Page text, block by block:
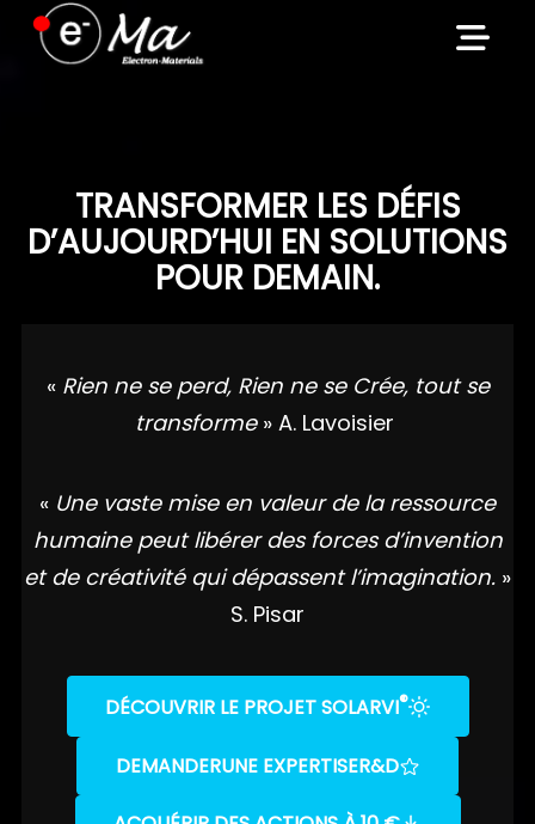
Skip
TRANSFORMER LES DÉFIS
D’AUJOURD’HUI EN SOLUTIONS
POUR DEMAIN.
« Rien ne se perd, Rien ne se Crée, tout se
transforme » A. Lavoisier
« Une vaste mise en valeur de la ressource
humaine peut libérer des forces d’invention
et de créativité qui dépassent l’imagination. »
S. Pisar
DÉCOUVRIR LE PROJET SOLARVI®
DEMANDERUNE EXPERTISER&D